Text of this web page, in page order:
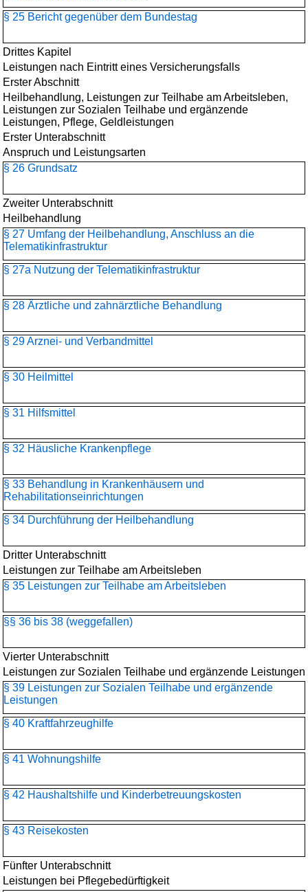
§ 25 Bericht gegenüber dem Bundestag
Drittes Kapitel
Leistungen nach Eintritt eines Versicherungsfalls
Erster Abschnitt
Heilbehandlung, Leistungen zur Teilhabe am Arbeitsleben,
Leistungen zur Sozialen Teilhabe und ergänzende
Leistungen, Pflege, Geldleistungen
Erster Unterabschnitt
Anspruch und Leistungsarten
§ 26 Grundsatz
Zweiter Unterabschnitt
Heilbehandlung
§ 27 Umfang der Heilbehandlung, Anschluss an die
Telematikinfrastruktur
§ 27a Nutzung der Telematikinfrastruktur
§ 28 Ärztliche und zahnärztliche Behandlung
§ 29 Arznei- und Verbandmittel
§ 30 Heilmittel
§ 31 Hilfsmittel
§ 32 Häusliche Krankenpflege
§ 33 Behandlung in Krankenhäusern und
Rehabilitationseinrichtungen
§ 34 Durchführung der Heilbehandlung
Dritter Unterabschnitt
Leistungen zur Teilhabe am Arbeitsleben
§ 35 Leistungen zur Teilhabe am Arbeitsleben
§§ 36 bis 38 (weggefallen)
Vierter Unterabschnitt
Leistungen zur Sozialen Teilhabe und ergänzende Leistungen
§ 39 Leistungen zur Sozialen Teilhabe und ergänzende
Leistungen
§ 40 Kraftfahrzeughilfe
§ 41 Wohnungshilfe
§ 42 Haushaltshilfe und Kinderbetreuungskosten
§ 43 Reisekosten
Fünfter Unterabschnitt
Leistungen bei Pflegebedürftigkeit